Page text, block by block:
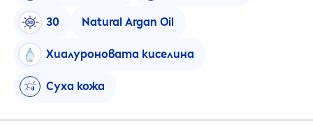
30 Natural Argan Oil
Хиалуроновата киселина
Суха кожа